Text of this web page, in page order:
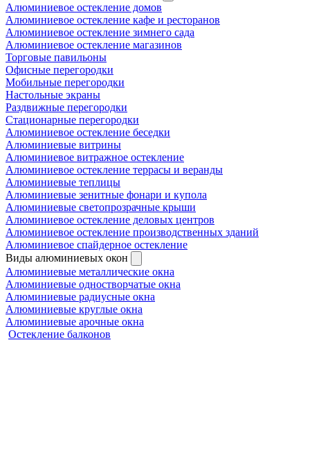
Алюминиевое остекление домов
Алюминиевое остекление кафе и ресторанов
Алюминиевое остекление зимнего сада
Алюминиевое остекление магазинов
Торговые павильоны
Офисные перегородки
Мобильные перегородки
Настольные экраны
Раздвижные перегородки
Стационарные перегородки
Алюминиевое остекление беседки
Алюминиевые витрины
Алюминиевое витражное остекление
Алюминиевое остекление террасы и веранды
Алюминиевые теплицы
Алюминиевые зенитные фонари и купола
Алюминиевые светопрозрачные крыши
Алюминиевое остекление деловых центров
Алюминиевое остекление производственных зданий
Алюминиевое спайдерное остекление
Виды алюминиевых окон
Алюминиевые металлические окна
Алюминиевые одностворчатые окна
Алюминиевые радиусные окна
Алюминиевые круглые окна
Алюминиевые арочные окна
Остекление балконов